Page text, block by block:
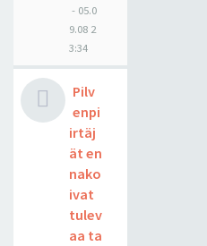
- 05.0
9.08 2
3:34
Pilv
enpi
irtäj
ät en
nako
ivat
tulev
aa ta